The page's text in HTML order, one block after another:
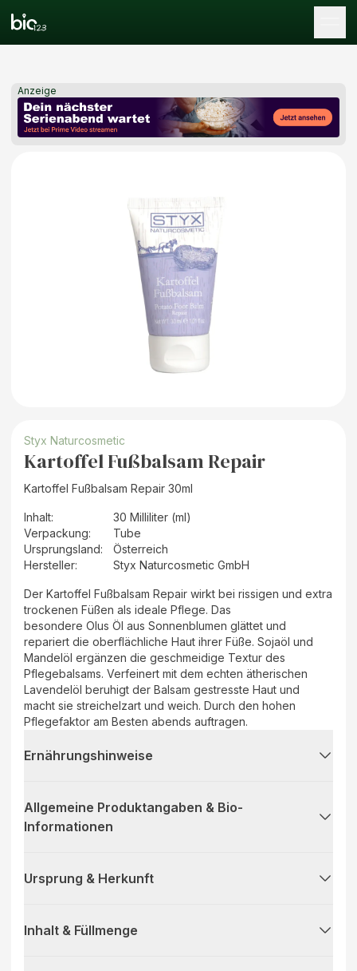
Anzeige
Styx Naturcosmetic
Kartoffel Fußbalsam Repair
Kartoffel Fußbalsam Repair 30ml
Inhalt:
30 Milliliter (ml)
Verpackung:
Tube
Ursprungsland:
Österreich
Hersteller: Styx Naturcosmetic GmbH
Der Kartoffel Fußbalsam Repair wirkt bei rissigen und extra
trockenen Füßen als ideale Pflege. Das
besondere Olus Öl aus Sonnenblumen glättet und
repariert die oberflächliche Haut ihrer Füße. Sojaöl und
Mandelöl ergänzen die geschmeidige Textur des
Pflegebalsams. Verfeinert mit dem echten ätherischen
Lavendelöl beruhigt der Balsam gestresste Haut und
macht sie streichelzart und weich. Durch den hohen
Pflegefaktor am Besten abends auftragen.
Ernährungshinweise
Allgemeine Produktangaben & Bio-
Informationen
Ursprung & Herkunft
Inhalt & Füllmenge